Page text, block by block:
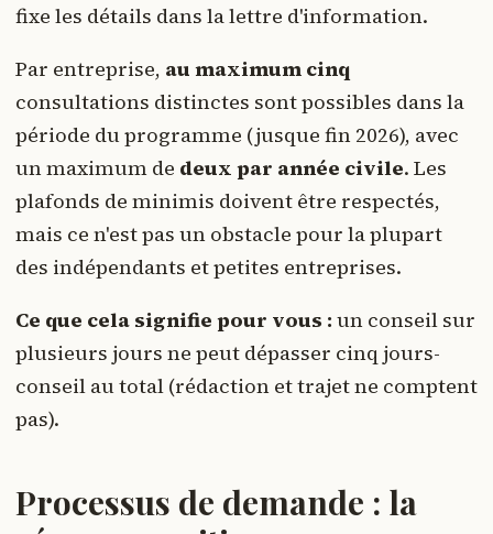
fixe les détails dans la lettre d'information.
Par entreprise, au maximum cinq
consultations distinctes sont possibles dans la
période du programme (jusque fin 2026), avec
un maximum de deux par année civile. Les
plafonds de minimis doivent être respectés,
mais ce n'est pas un obstacle pour la plupart
des indépendants et petites entreprises.
Ce que cela signifie pour vous : un conseil sur
plusieurs jours ne peut dépasser cinq jours-
conseil au total (rédaction et trajet ne comptent
pas).
Processus de demande : la